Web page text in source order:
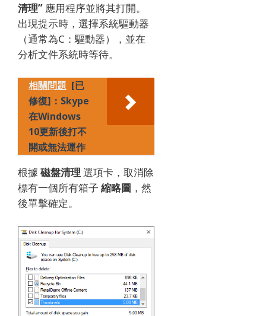
清理” 應用程序並將其打開。
出現提示時，選擇系統驅動器
（通常為C：驅動器），並在
分析文件系統時等待。
相關問題 [已
修復]：Skype
在Windows
10更新後打不
開或無法運作
根據 磁盤清理 選項卡，取消除
標有一個所有箱子 縮略圖 ，然
後單擊確定。